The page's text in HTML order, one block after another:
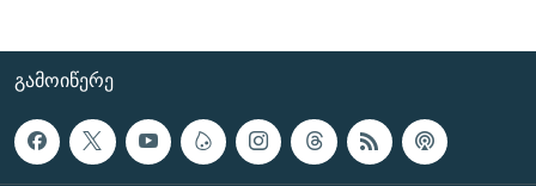
ᲒᲐᲛᲝᲘᲬᲔᲠᲔ